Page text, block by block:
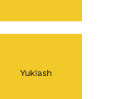
Yuklash